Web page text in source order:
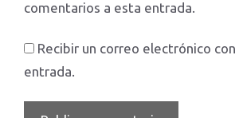
comentarios a esta entrada.
Recibir un correo electrónico con
entrada.